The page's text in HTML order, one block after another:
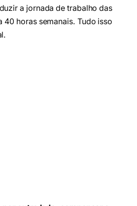
a jornada de trabalho das
40 horas semanais. Tudo isso